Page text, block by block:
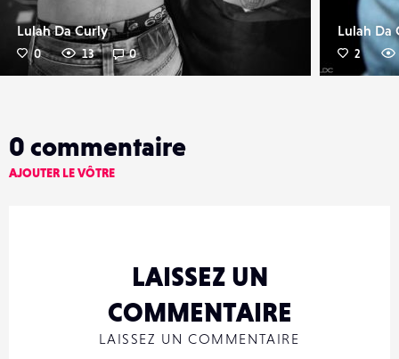
Lulah Da Curly
0 13 0
Lulah Da
2
0 commentaire
AJOUTER LE VÔTRE
LAISSEZ UN
COMMENTAIRE
LAISSEZ UN COMMENTAIRE